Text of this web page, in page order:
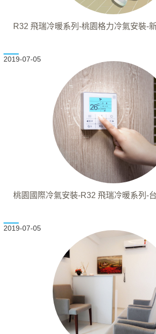
R32 飛瑞冷暖系列-桃園格力冷氣安裝-
2019-07-05
桃園國際冷氣安裝-R32 飛瑞冷暖系列-
2019-07-05